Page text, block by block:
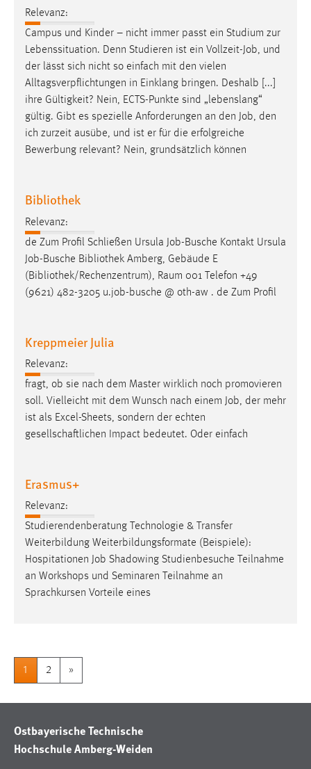
Relevanz:
Campus und Kinder – nicht immer passt ein Studium zur
Lebenssituation. Denn Studieren ist ein Vollzeit-Job, und
der lässt sich nicht so einfach mit den vielen
Alltagsverpflichtungen in Einklang bringen. Deshalb [...]
ihre Gültigkeit? Nein, ECTS-Punkte sind „lebenslang“
gültig. Gibt es spezielle Anforderungen an den Job, den
ich zurzeit ausübe, und ist er für die erfolgreiche
Bewerbung relevant? Nein, grundsätzlich können
Bibliothek
Relevanz:
de Zum Profil Schließen Ursula Job-Busche Kontakt Ursula
Job-Busche Bibliothek Amberg, Gebäude E
(Bibliothek/Rechenzentrum), Raum 001 Telefon +49
(9621) 482-3205 u.job-busche @ oth-aw . de Zum Profil
Kreppmeier Julia
Relevanz:
fragt, ob sie nach dem Master wirklich noch promovieren
soll. Vielleicht mit dem Wunsch nach einem Job, der mehr
ist als Excel-Sheets, sondern der echten
gesellschaftlichen Impact bedeutet. Oder einfach
Erasmus+
Relevanz:
Studierendenberatung Technologie & Transfer
Weiterbildung Weiterbildungsformate (Beispiele):
Hospitationen Job Shadowing Studienbesuche Teilnahme
an Workshops und Seminaren Teilnahme an
Sprachkursen Vorteile eines
1 2 »
Ostbayerische Technische
Hochschule Amberg-Weiden